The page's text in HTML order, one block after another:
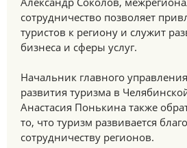
сотрудничество позволяет
туристов к региону и служит
бизнеса и сферы услуг.
Начальник главного
развития туризма в
Анастасия Понькина также
то, что туризм развивается
сотрудничеству регионов.